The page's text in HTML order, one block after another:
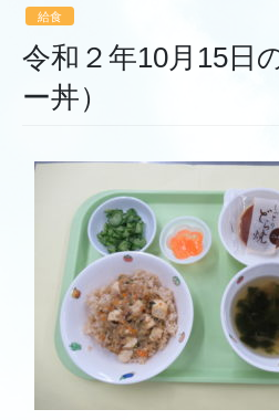
給食
令和２年10月15日
ー丼）